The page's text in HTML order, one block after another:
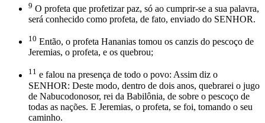
9 O profeta que profetizar paz, só ao cumprir-se a sua palavra,
será conhecido como profeta, de fato, enviado do SENHOR.
10 Então, o profeta Hananias tomou os canzis do pescoço de
Jeremias, o profeta, e os quebrou;
11 e falou na presença de todo o povo: Assim diz o
SENHOR: Deste modo, dentro de dois anos, quebrarei o jugo
de Nabucodonosor, rei da Babilônia, de sobre o pescoço de
todas as nações. E Jeremias, o profeta, se foi, tomando o seu
caminho.